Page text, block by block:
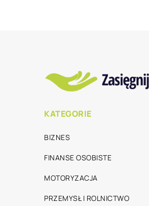
KATEGORIE
BIZNES
FINANSE OSOBISTE
MOTORYZACJA
PRZEMYSŁ I ROLNICTWO